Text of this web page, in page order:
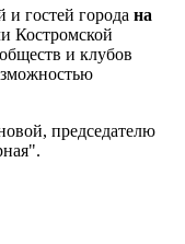
и гостей города на
Костромской
и клубов
председателю